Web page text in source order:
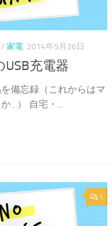
/ 家電 2014年5月26日
充電器
備忘録（これからはマ
…） 自宅・...
1